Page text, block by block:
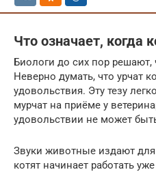
Что означает, когда
Биологи до сих пор решают,
Неверно думать, что урчат
удовольствия. Эту тезу
мурчат на приёме у
удовольствии не может
Звуки животные издают
котят начинает работать